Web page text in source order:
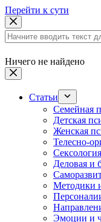
Перейти к сути
Ничего не найдено
Статьи
Семейная
Детская
Женская
Телесно-
Сексология
Деловая и
Методики
Эмоции и